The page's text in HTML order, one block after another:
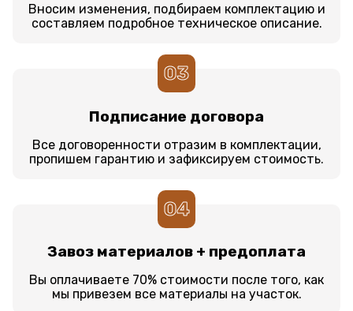
Вносим изменения, подбираем комплектацию и
составляем подробное техническое описание.
03
Подписание договора
Все договоренности отразим в комплектации,
пропишем гарантию и зафиксируем стоимость.
04
Завоз материалов + предоплата
Вы оплачиваете 70% стоимости после того, как
мы привезем все материалы на участок.